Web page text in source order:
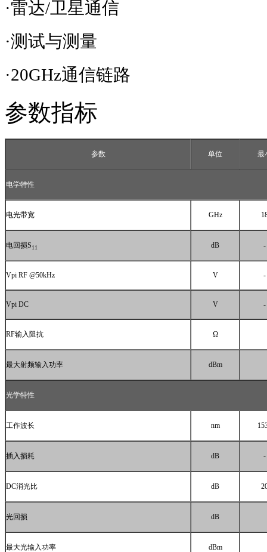
·雷达/卫星通信
·测试与测量
·20GHz通信链路
参数指标
参数 单位 最
电学特性
电光带宽 GHz
电回损S11 dB -
Vpi RF @50kHz V -
Vpi DC V -
RF输入阻抗 Ω
最大射频输入功率 dBm
光学特性
工作波长 nm
插入损耗 dB -
DC消光比 dB
光回损 dB
最大光输入功率 dBm